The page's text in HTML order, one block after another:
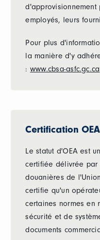
d'approvisionnement
employés, leurs
Pour plus
la manière d'y
: www.cbsa-asfc.gc.ca
Certification OEA
Le statut d'OEA est
certifiée délivrée par
douanières de
certifie qu'un
certaines normes en
sécurité et de
documents